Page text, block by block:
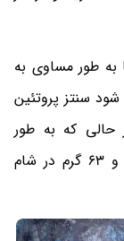
به طور مساوی به
شود سنتز پروتئین
در حالی که به طور
تصادفی 11 گرم در صبحانه، 16 گرم در ناهار و 63 گرم در شام